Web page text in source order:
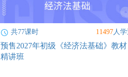
共77课时 11497人
预售2027年初级《经济法基础》教材
精讲班